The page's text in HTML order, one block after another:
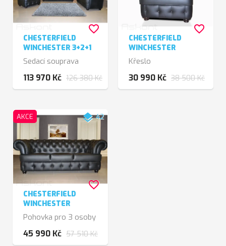
CHESTERFIELD
WINCHESTER 3+2+1
Sedací souprava
113 970 Kč 126 380 Kč
favorite_border
CHESTERFIELD
WINCHESTER
Křeslo
30 990 Kč 38 500 Kč
favorite_border
AKCE layers42
CHESTERFIELD
WINCHESTER
Pohovka pro 3 osoby
45 990 Kč 57 510 Kč
favorite_border